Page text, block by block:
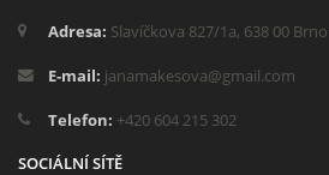
Adresa: Slavíčkova 827/1a, 638 00
E-mail: janamakesova@gmail.com
Telefon: +420 604 215 302
SOCIÁLNÍ SÍTĚ